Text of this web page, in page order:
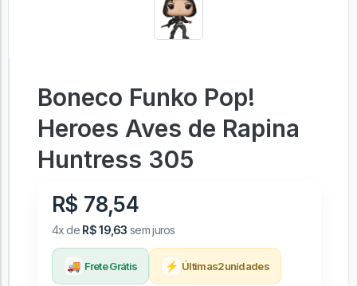
Boneco Funko Pop!
Heroes Aves de Rapina
Huntress 305
R$ 78,54
4x de R$ 19,63 sem juros
🚚 Frete Grátis ⚡ Últimas2unidades